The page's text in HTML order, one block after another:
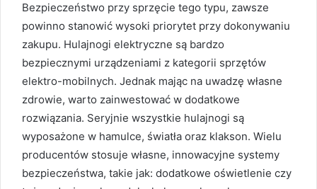
Bezpieczeństwo przy sprzęcie tego typu, zawsze
powinno stanowić wysoki priorytet przy dokonywaniu
zakupu. Hulajnogi elektryczne są bardzo
bezpiecznymi urządzeniami z kategorii sprzętów
elektro-mobilnych. Jednak mając na uwadzę własne
zdrowie, warto zainwestować w dodatkowe
rozwiązania. Seryjnie wszystkie hulajnogi są
wyposażone w hamulce, światła oraz klakson. Wielu
producentów stosuje własne, innowacyjne systemy
bezpieczeństwa, takie jak: dodatkowe oświetlenie czy